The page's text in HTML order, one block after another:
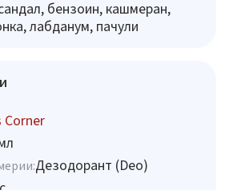
бензоин, кашмеран,
лабданум, пачули
Corner
Дезодорант (Deo)